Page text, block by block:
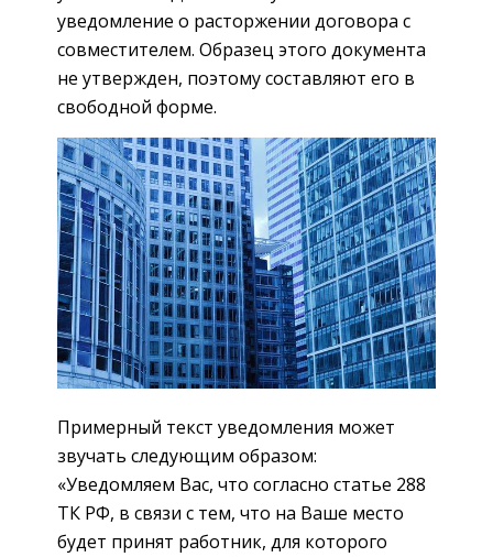
уведомление о расторжении договора с
совместителем. Образец этого документа
не утвержден, поэтому составляют его в
свободной форме.
Примерный текст уведомления может
звучать следующим образом:
«Уведомляем Вас, что согласно статье 288
ТК РФ, в связи с тем, что на Ваше место
будет принят работник, для которого